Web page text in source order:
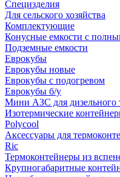
Специзделия
Для сельского хозяйства
Комплектующие
Конусные емкости с
Подземные емкости
Еврокубы
Еврокубы новые
Еврокубы с подогревом
Еврокубы б/у
Мини АЗС для дизельного
Изотермические
Polycool
Аксессуары для
Ric
Термоконтейнеры из
Крупногабаритные